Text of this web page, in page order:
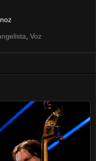
Voz